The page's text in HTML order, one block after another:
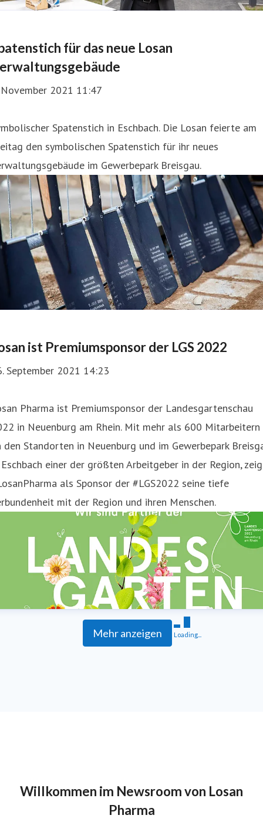
für das neue Losan
2021 11:47
Spatenstich in Eschbach. Die Losan feierte am
den symbolischen Spatenstich für ihr neues
im Gewerbepark Breisgau.
ist Premiumsponsor der LGS 2022
September 2021 14:23
Pharma ist Premiumsponsor der Landesgartenschau
in Neuenburg am Rhein. Mit mehr als 600 Mitarbeitern
den Standorten in Neuenburg und im Gewerbepark
einer der größten Arbeitgeber in der Region,
als Sponsor der #LGS2022 seine tiefe
mit der Region und ihren Menschen.
Mehr anzeigen Loading...
Willkommen im Newsroom von Losan
Pharma